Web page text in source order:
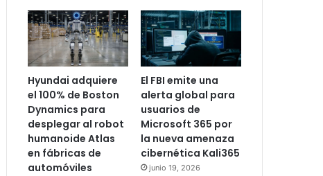
Hyundai adquiere
el 100% de Boston
Dynamics para
desplegar al robot
humanoide Atlas
en fábricas de
automóviles
El FBI emite una
alerta global para
usuarios de
Microsoft 365 por
la nueva amenaza
cibernética Kali365
junio 19, 2026